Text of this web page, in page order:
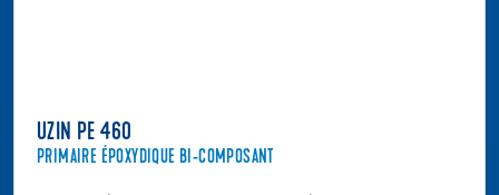
UZIN PE 460
PRIMAIRE ÉPOXYDIQUE BI-COMPOSANT